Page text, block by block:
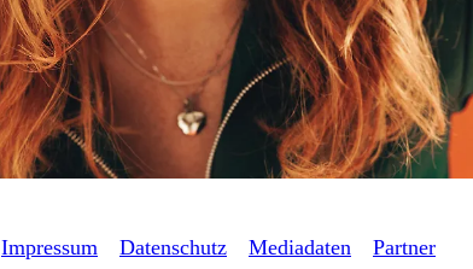
Impressum Datenschutz Mediadaten Partner